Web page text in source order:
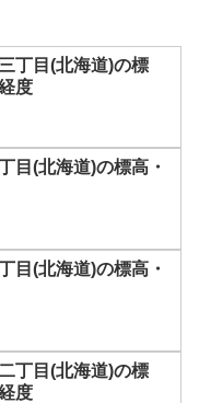
丁目(北海道)の標
度
目(北海道)の標高・
目(北海道)の標高・
丁目(北海道)の標
度